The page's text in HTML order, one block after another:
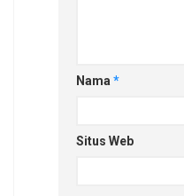
Nama*
Situs Web